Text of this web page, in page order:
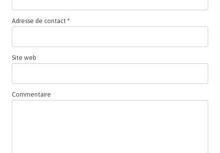
Adresse de contact *
Site web
Commentaire